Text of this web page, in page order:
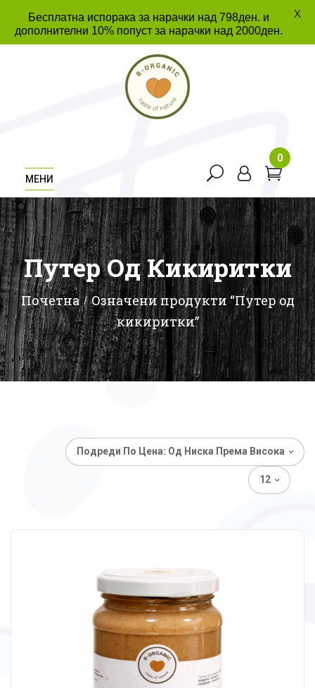
МЕНИ
0
Путер Од Кикиритки
Почетна
Означени продукти “Путер од
кикиритки”
Подреди По Цена: Од Ниска Према Висока
12
Бесплатна испорака за нарачки над 798ден. и
дополнителни 10% попуст за нарачки над 2000ден.
X